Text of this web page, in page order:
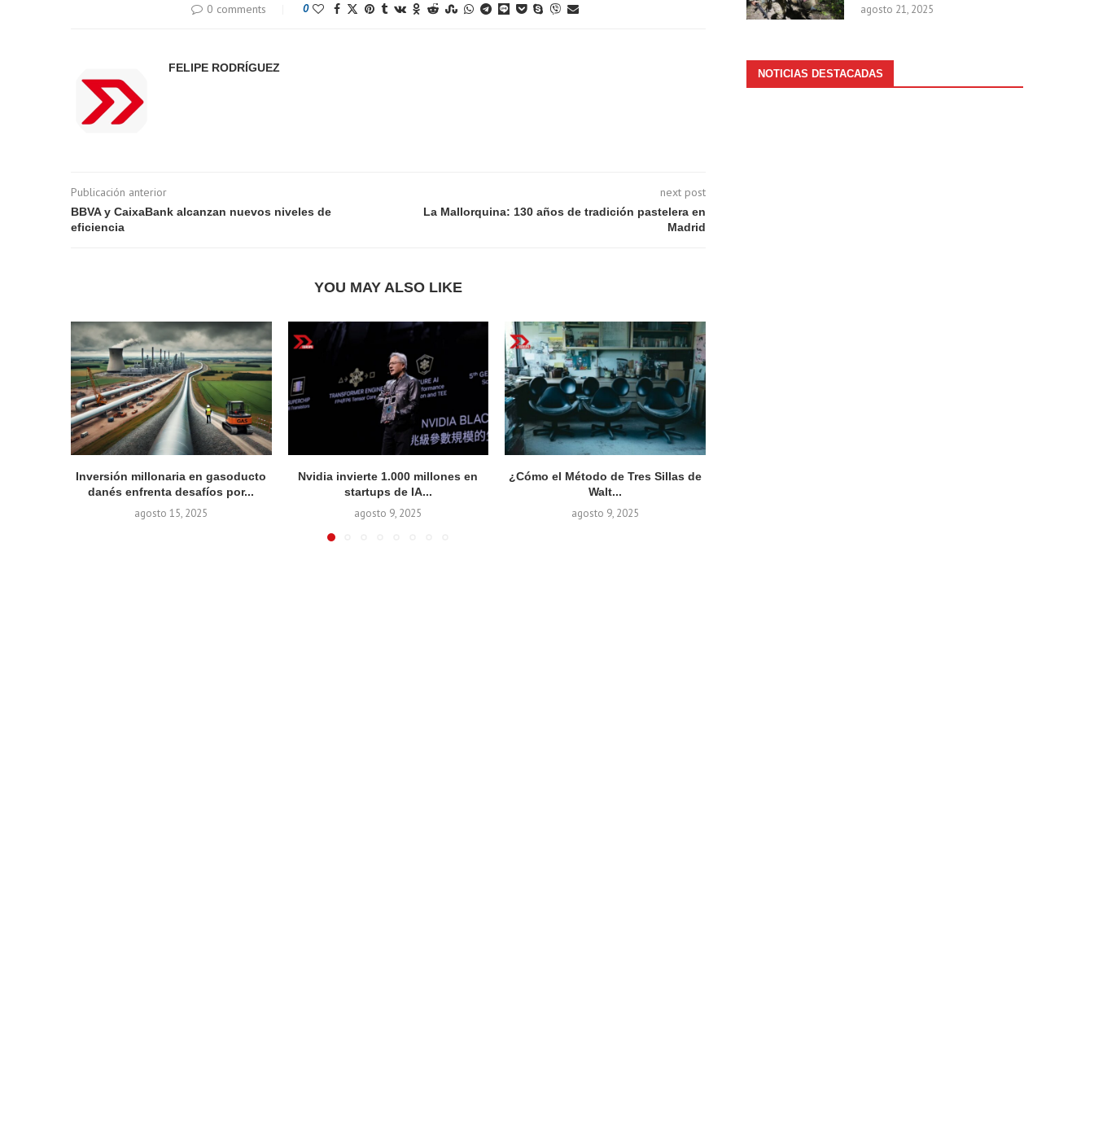
0 comments 0
FELIPE RODRÍGUEZ
Publicación anterior
BBVA y CaixaBank alcanzan nuevos niveles de
eficiencia
next post
La Mallorquina: 130 años de tradición pastelera en
Madrid
YOU MAY ALSO LIKE
Inversión millonaria en gasoducto
danés enfrenta desafíos por...
agosto 15, 2025
Nvidia invierte 1.000 millones en
startups de IA...
agosto 9, 2025
¿Cómo el Método de Tres Sillas de
Walt...
agosto 9, 2025
agosto 21, 2025
NOTICIAS DESTACADAS